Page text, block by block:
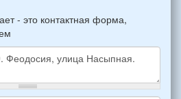
- это контактная форма,